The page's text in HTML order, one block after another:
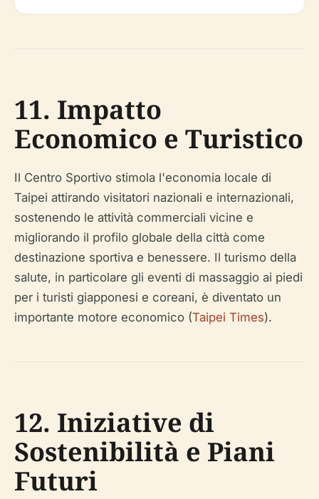
11. Impatto
Economico e Turistico
Il Centro Sportivo stimola l'economia locale di
Taipei attirando visitatori nazionali e internazionali,
sostenendo le attività commerciali vicine e
migliorando il profilo globale della città come
destinazione sportiva e benessere. Il turismo della
salute, in particolare gli eventi di massaggio ai piedi
per i turisti giapponesi e coreani, è diventato un
importante motore economico (Taipei Times).
12. Iniziative di
Sostenibilità e Piani
Futuri